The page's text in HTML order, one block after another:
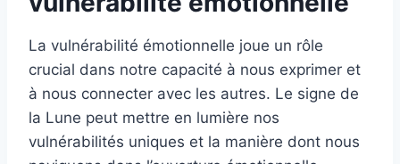
La vulnérabilité émotionnelle joue un rôle
crucial dans notre capacité à nous exprimer et
à nous connecter avec les autres. Le signe de
la Lune peut mettre en lumière nos
vulnérabilités uniques et la manière dont nous